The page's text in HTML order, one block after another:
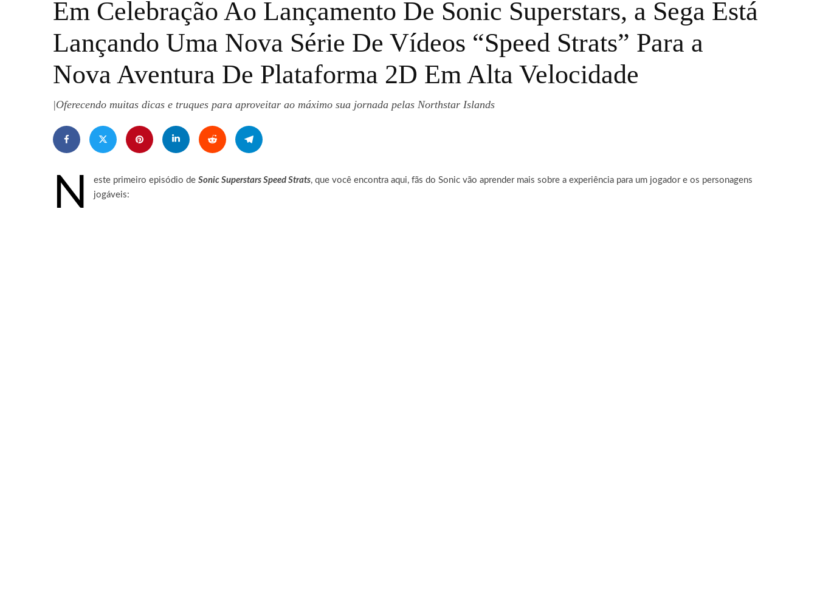
Em Celebração Ao Lançamento De Sonic Superstars, a Sega Está
Lançando Uma Nova Série De Vídeos “Speed Strats” Para a
Nova Aventura De Plataforma 2D Em Alta Velocidade
|Oferecendo muitas dicas e truques para aproveitar ao máximo sua jornada pelas Northstar Islands
N este primeiro episódio de Sonic Superstars Speed Strats, que você encontra aqui, fãs do Sonic vão aprender mais sobre a experiência para um jogador e os personagens
jogáveis: